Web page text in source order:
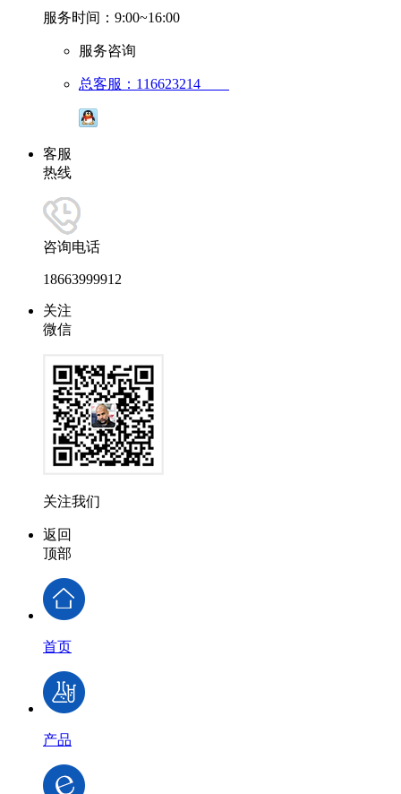
服务时间：9:00~16:00
服务咨询
总客服：116623214
客服
热线
咨询电话
18663999912
关注
微信
关注我们
返回
顶部
首页
产品